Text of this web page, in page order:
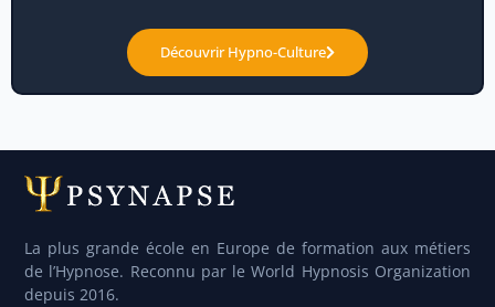
Découvrir Hypno-Culture
La plus grande école en Europe de formation aux métiers
de l’Hypnose. Reconnu par le World Hypnosis Organization
depuis 2016.